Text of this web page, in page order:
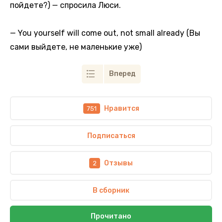
пойдете?) — спросила Люси.
— You yourself will come out, not small already (Вы
сами выйдете, не маленькие уже)
Вперед
751 Нравится
Подписаться
2 Отзывы
В сборник
Прочитано